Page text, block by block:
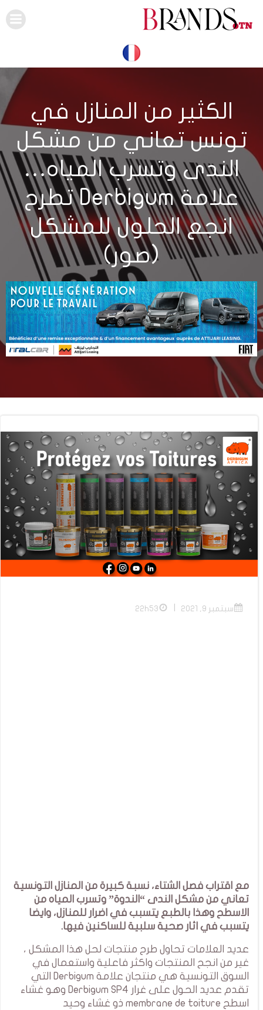
الكثير من المنازل في
تونس تعاني من مشكل
الندى وتسرب المياه…
علامة Derbigum تطرح
انجع الحلول للمشكل
(صور)
سبتمبر 9, 2021 22h53
مع اقتراب فصل الشتاء، نسبة كبيرة من المنازل التونسية
تعاني من مشكل الندى “الندوة” وتسرب المياه من
الاسطح وهذا بالطبع يتسبب في اضرار للمنازل، وايضا
يتسبب في اثار صحية سلبية للساكنين فيها.
عديد العلامات تحاول طرح منتجات لحل هذا المشكل ،
غير من انجح المنتجات واكثر فاعلية واستعمال في
السوق التونسية هي منتجان علامة Derbigum التي
تقدم عديد الحول على غرار Derbigum SP4 وهو غشاء
اسطح membrane de toiture ذو غشاء وحيد